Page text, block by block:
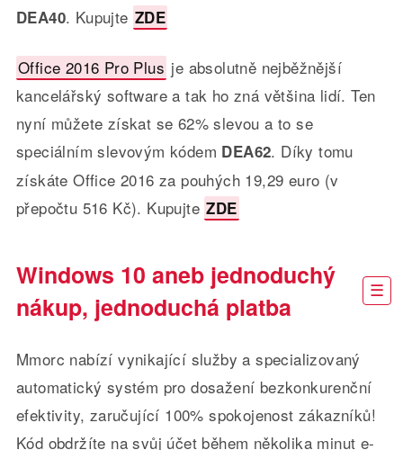
DEA40. Kupujte ZDE
Office 2016 Pro Plus je absolutně nejběžnější
kancelářský software a tak ho zná většina lidí. Ten
nyní můžete získat se 62% slevou a to se
speciálním slevovým kódem DEA62. Díky tomu
získáte Office 2016 za pouhých 19,29 euro (v
přepočtu 516 Kč). Kupujte ZDE
Windows 10 aneb jednoduchý
nákup, jednoduchá platba
Mmorc nabízí vynikající služby a specializovaný
automatický systém pro dosažení bezkonkurenční
efektivity, zaručující 100% spokojenost zákazníků!
Kód obdržíte na svůj účet během několika minut e-